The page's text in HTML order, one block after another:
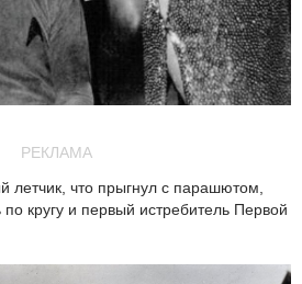
РЕКЛАМА
летчик, что прыгнул с парашютом,
по кругу и первый истребитель Первой